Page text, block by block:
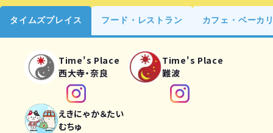
タイムズプレイス フード・レストラン カフェ・ベーカ
Time's Place
西大寺・奈良
Time's Place
難波
えきにゃか＆たい
むちゅ